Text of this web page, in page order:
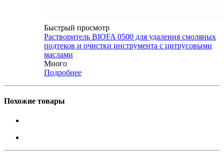
Быстрый просмотр
Растворитель BIOFA 0500 для удаления смоляных
подтеков и очистки инструмента с цитрусовыми
маслами
Много
Подробнее
Похожие товары